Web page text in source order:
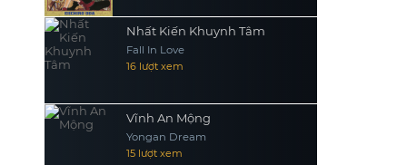
Nhất Kiến Khuynh Tâm
Fall In Love
16 lượt xem
Vĩnh An Mộng
Yongan Dream
15 lượt xem